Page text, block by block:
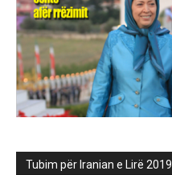
Tubim për Iranian e Lirë 2019